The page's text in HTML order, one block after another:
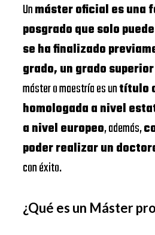
Unmáster oficial es una
posgrado que solo
se ha finalizado
grado, un grado
máster o maestría es untítulo
homologada a nivel
a nivel europeo, además,
poder realizar un
con éxito.
¿Qué es un Máster